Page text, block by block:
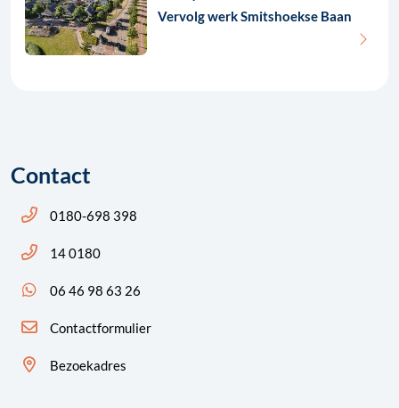
Vervolg werk Smitshoekse Baan
Contact
Bel ons: 14 0180
0180-698 398
Bel ons: 14 0180
14 0180
App ons: 06 46 98 63 26 (WhatsApp)
06 46 98 63 26
Contactformulier
Bezoekadres